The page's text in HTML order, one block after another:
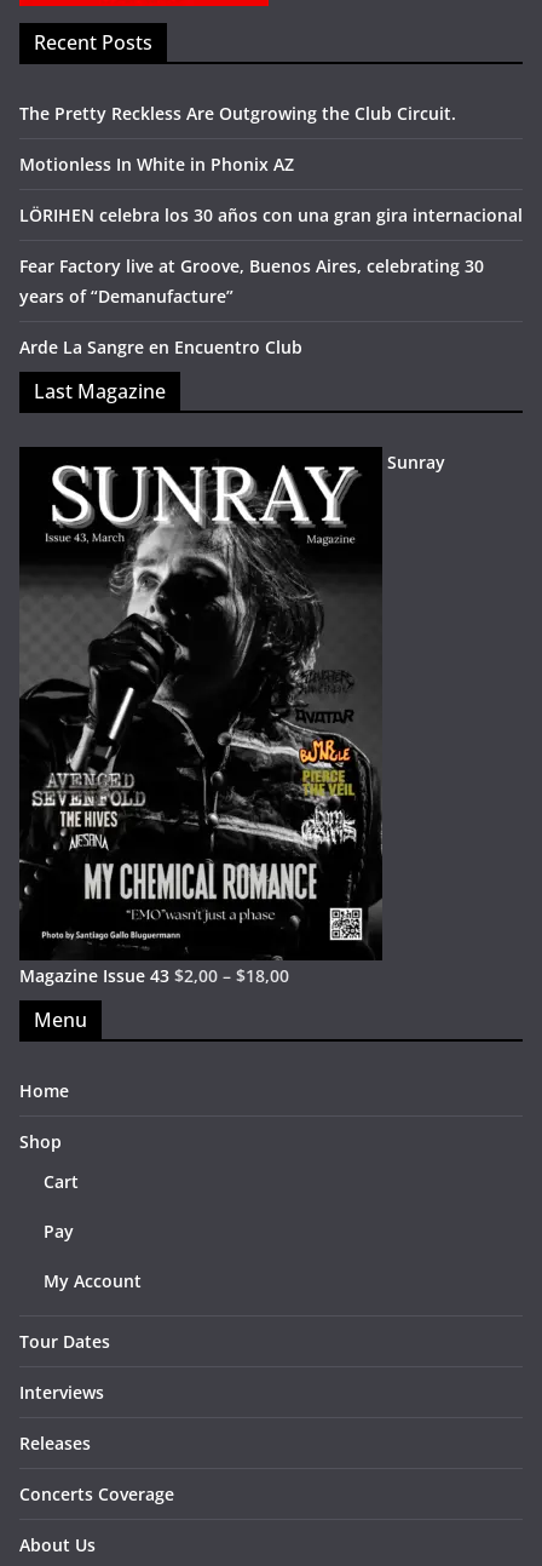
Recent Posts
The Pretty Reckless Are Outgrowing the Club Circuit.
Motionless In White in Phonix AZ
LÖRIHEN celebra los 30 años con una gran gira internacional
Fear Factory live at Groove, Buenos Aires, celebrating 30
years of “Demanufacture”
Arde La Sangre en Encuentro Club
Last Magazine
Sunray
Magazine Issue 43 $2,00 – $18,00
Menu
Home
Shop
Cart
Pay
My Account
Tour Dates
Interviews
Releases
Concerts Coverage
About Us